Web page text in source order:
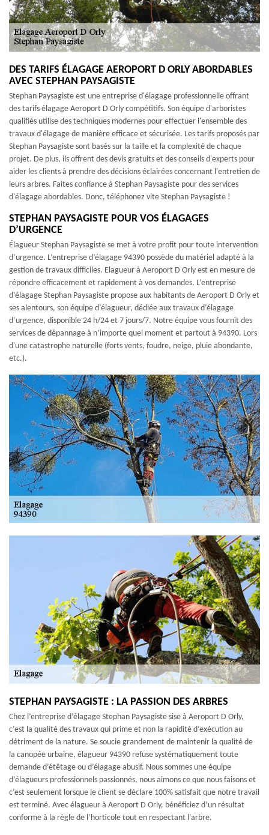
DES TARIFS ÉLAGAGE AEROPORT D ORLY ABORDABLES
AVEC STEPHAN PAYSAGISTE
Stephan Paysagiste est une entreprise d'élagage professionnelle offrant
des tarifs élagage Aeroport D Orly compétitifs. Son équipe d'arboristes
qualifiés utilise des techniques modernes pour effectuer l'ensemble des
travaux d'élagage de manière efficace et sécurisée. Les tarifs proposés par
Stephan Paysagiste sont basés sur la taille et la complexité de chaque
projet. De plus, ils offrent des devis gratuits et des conseils d'experts pour
aider les clients à prendre des décisions éclairées concernant l'entretien de
leurs arbres. Faites confiance à Stephan Paysagiste pour des services
d'élagage abordables. Donc, téléphonez vite Stephan Paysagiste !
STEPHAN PAYSAGISTE POUR VOS ÉLAGAGES
D’URGENCE
Élagueur Stephan Paysagiste se met à votre profit pour toute intervention
d’urgence. L’entreprise d’élagage 94390 possède du matériel adapté à la
gestion de travaux difficiles. Elagueur à Aeroport D Orly est en mesure de
répondre efficacement et rapidement à vos demandes. L’entreprise
d’élagage Stephan Paysagiste propose aux habitants de Aeroport D Orly et
ses alentours, son équipe d’élagueur, dédiée aux travaux d’élagage
d’urgence, disponible 24 h/24 et 7 jours/7. Notre équipe vous fournit des
services de dépannage à n’importe quel moment et partout à 94390. Lors
d'une catastrophe naturelle (forts vents, foudre, neige, pluie abondante,
etc.).
STEPHAN PAYSAGISTE : LA PASSION DES ARBRES
Chez l’entreprise d’élagage Stephan Paysagiste sise à Aeroport D Orly,
c’est la qualité des travaux qui prime et non la rapidité d’exécution au
détriment de la nature. Se soucie grandement de maintenir la qualité de
la canopée urbaine, élagueur 94390 refuse systématiquement toute
demande d’étêtage ou d’élagage abusif. Nous sommes une équipe
d’élagueurs professionnels passionnés, nous aimons ce que nous faisons et
c’est seulement lorsque le client se déclare 100% satisfait que notre travail
est terminé. Avec élagueur à Aeroport D Orly, bénéficiez d’un résultat
conforme à la règle de l’horticole tout en respectant l’arbre.